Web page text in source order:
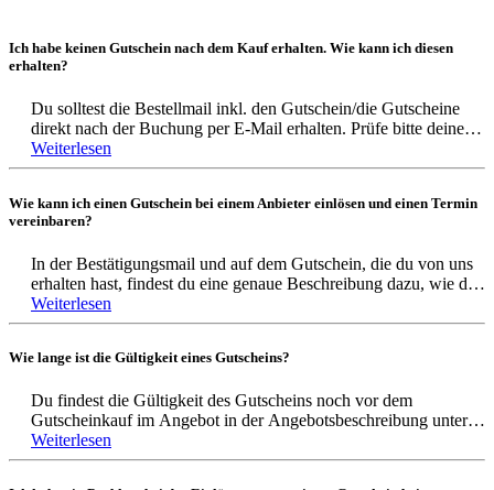
Ich habe keinen Gutschein nach dem Kauf erhalten. Wie kann ich diesen
erhalten?
Du solltest die Bestellmail inkl. den Gutschein/die Gutscheine
direkt nach der Buchung per E-Mail erhalten. Prüfe bitte deinen
Spamordner, ob dort eine E-Mail sich befindet.
support@benefits.me oder telefonisch 069 15322530
Wir sind von Montag - Freitag von 8:30 Uhr bis 18 Uhr
Weiterlesen
Wie kann ich einen Gutschein bei einem Anbieter einlösen und einen Termin
vereinbaren?
In der Bestätigungsmail und auf dem Gutschein, die du von uns
erhalten hast, findest du eine genaue Beschreibung dazu, wie der
Gutschein eingelöst wird. Solltest du Fragen dazu haben, kannst
du dich gerne bei uns melden. Schreibe uns eine E-Mail mit
Nummer 069 15322530 an. Wir sind von Montag bis Freitag von
Wenn du Fragen zu dem Event hast, kontaktiere gerne den
Anbieter direkt. Die Kontaktdaten findest du in der
Bestellbestätigung und auf dem Gutschein.
Weiterlesen
Wie lange ist die Gültigkeit eines Gutscheins?
Du findest die Gültigkeit des Gutscheins noch vor dem
Gutscheinkauf im Angebot in der Angebotsbeschreibung unter
"Einlösebedingungen". Nach dem Kauf ist das Gültigkeitsdatum
in der Bestellmail und auf dem Gutschein selbst deutlich
Weiterlesen